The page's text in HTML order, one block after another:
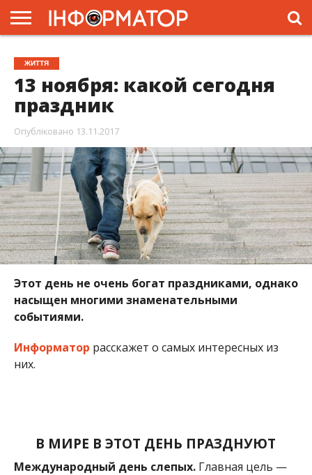
ГОЛОВНА
ЖИТТЯ
ВЛАДА
ГРОШІ
ТРЕШ
ПРЕС-
РЕЛІЗИ
РЕКЛАМА
ПРОЕКТИ
ЖИТТЯ
13 ноября: какой сегодня
праздник
Опубліковано 13.11.2017
Этот день не очень богат праздниками, однако
насыщен многими знаменательными
событиями.
Информатор расскажет о самых интересных из
них.
В МИРЕ В ЭТОТ ДЕНЬ ПРАЗДНУЮТ
Международный день слепых.Главная цель —